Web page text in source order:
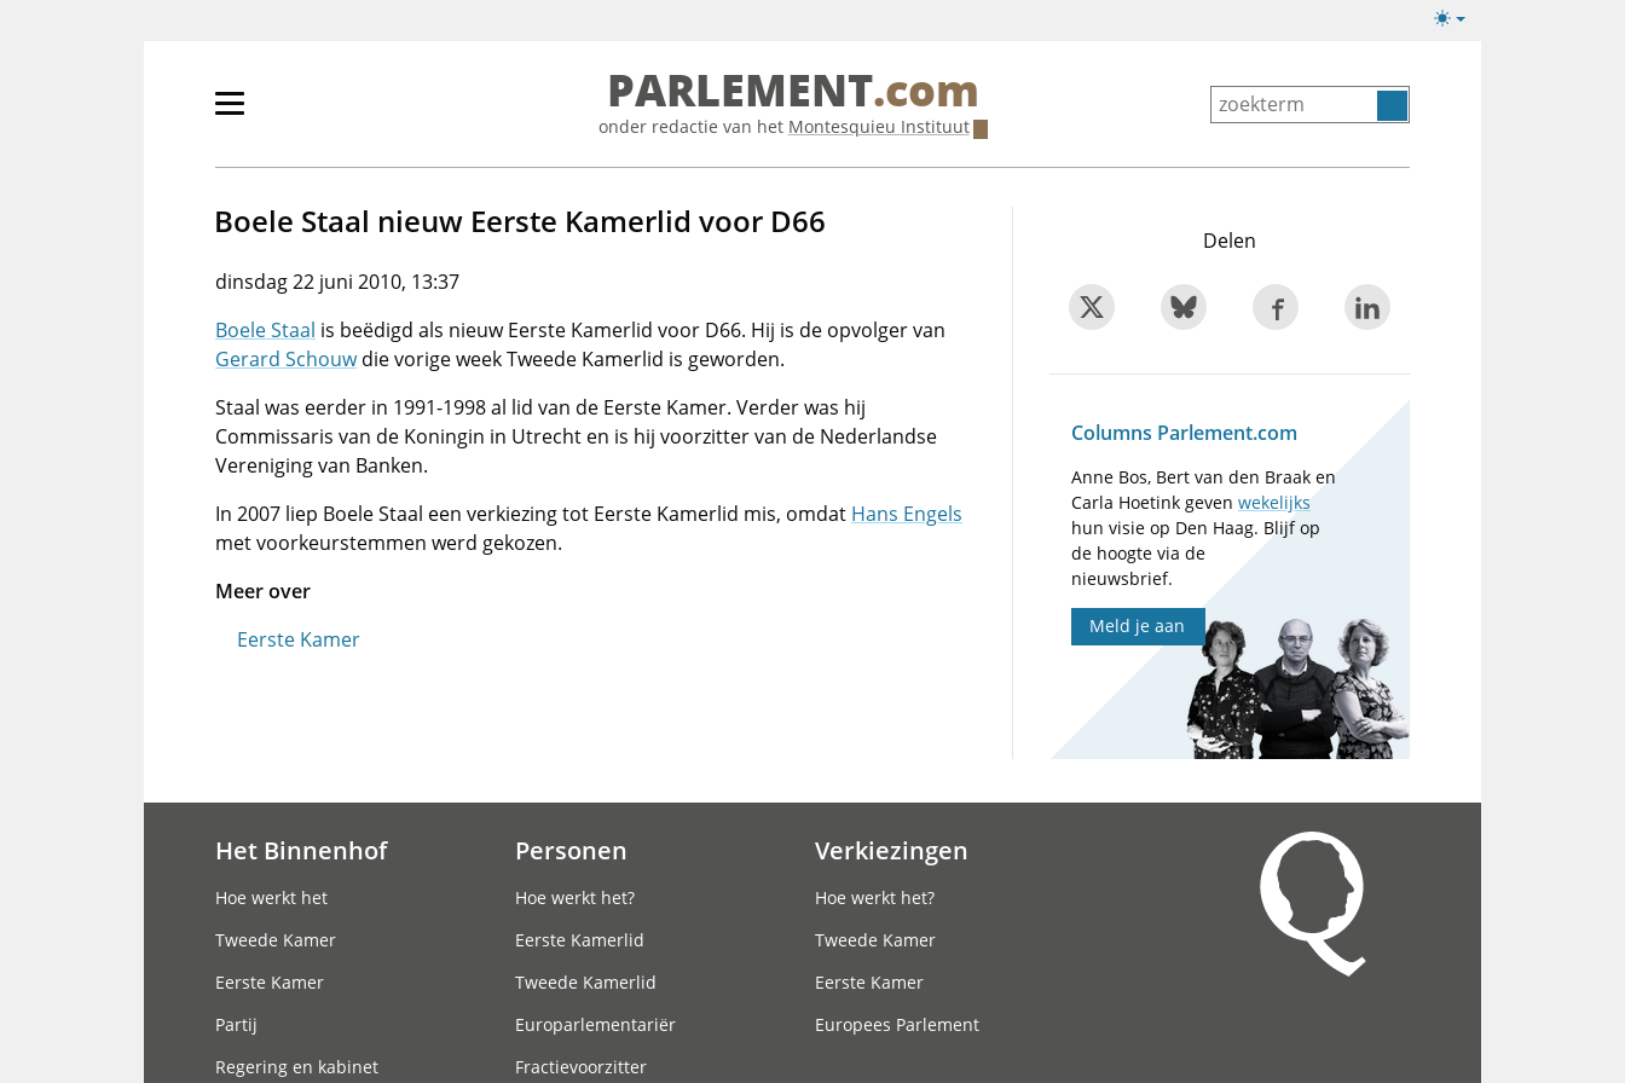
Lichte/donkere
Primair
tonen/verbergen
PARLEMENT.com
onder redactie van het Montesquieu Instituut
Boele Staal nieuw Eerste Kamerlid voor D66
dinsdag 22 juni 2010, 13:37
Boele Staal is beëdigd als nieuw Eerste Kamerlid voor D66. Hij is de opvolger van
Gerard Schouwdie vorige week Tweede Kamerlid is geworden.
Staal was eerder in 1991-1998 al lid van de Eerste Kamer. Verder was hij
Commissaris van de Koningin in Utrecht en is hij voorzitter van de Nederlandse
Vereniging van Banken.
In 2007 liep Boele Staal een verkiezing tot Eerste Kamerlid mis, omdat Hans Engels
met voorkeurstemmen werd gekozen.
Meer over
Eerste Kamer
Delen
Columns Parlement.com
Anne Bos, Bert van den Braak en
Carla Hoetink gevenwekelijks
hun visie op Den Haag. Blijf op
de hoogte via de
nieuwsbrief.
Meld je aan
Het Binnenhof
Hoe werkt het
Tweede Kamer
Eerste Kamer
Partij
Regering en kabinet
Personen
Hoe werkt het?
Eerste Kamerlid
Tweede Kamerlid
Europarlementariër
Fractievoorzitter
Verkiezingen
Hoe werkt het?
Tweede Kamer
Eerste Kamer
Europees Parlement